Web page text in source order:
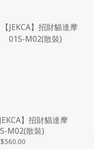
JEKCA】招財貓達摩
M02(散裝)